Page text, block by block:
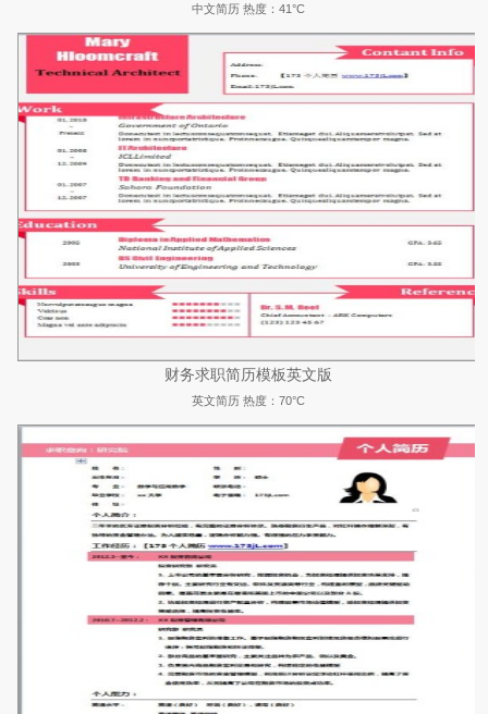
中文简历 热度：41°C
财务求职简历模板英文版
英文简历 热度：70°C